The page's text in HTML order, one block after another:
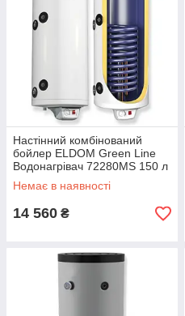
Настінний комбінований
бойлер ELDOM Green Line
Водонагрівач 72280MS 150 л
3 кВт
Немає в наявності
14 560 ₴